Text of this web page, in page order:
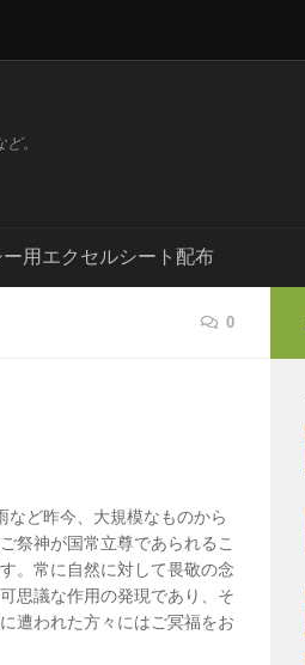
。
用エクセルシート配布
0
ど昨今、大規模なものから
祭神が国常立尊であられるこ
。常に自然に対して畏敬の念
思議な作用の発現であり、そ
遭われた方々にはご冥福をお